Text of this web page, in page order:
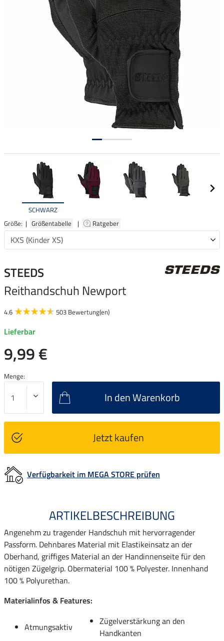
SCHWARZ
Größe: | Größentabelle | Ratgeber
STEEDS
Reithandschuh Newport
4.6 503 Bewertung(en)
Lieferbar
9,99 €
Menge:
In den Warenkorb
Jetzt kaufen
Verfügbarkeit im MEGA STORE prüfen
ARTIKELBESCHREIBUNG
Angenehm zu tragender Handschuh mit hervorragender
Passform. Dehnbares Material mit Elastikeinsatz an der
Oberhand, griffiges Material an der Handinnenseite für den
nötigen Zügelgrip. Obermaterial 100 % Polyester. Innenhand
100 % Polyurethan.
Materialinfos & Features:
Atmungsaktiv
Zügelverstärkung an den
Handkanten